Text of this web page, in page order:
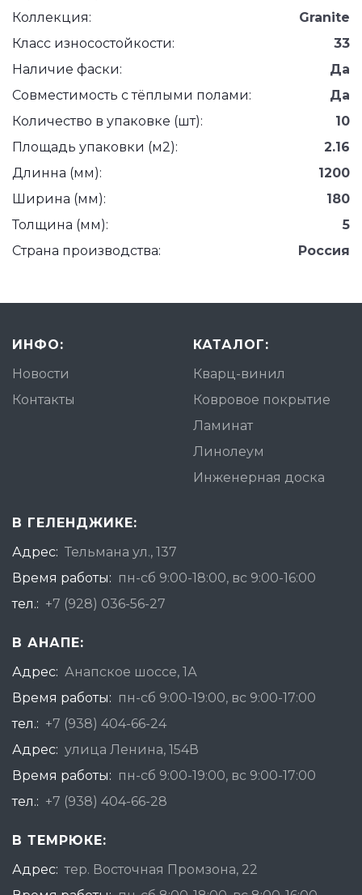
Коллекция:
Granite
Класс износостойкости:
33
Наличие фаски:
Да
Совместимость с тёплыми полами:
Да
Количество в упаковке (шт):
10
Площадь упаковки (м2):
2.16
Длинна (мм):
1200
Ширина (мм):
180
Толщина (мм):
5
Страна производства:
Россия
ИНФО:
Новости
Контакты
КАТАЛОГ:
Кварц-винил
Ковровое покрытие
Ламинат
Линолеум
Инженерная доска
В ГЕЛЕНДЖИКЕ:
Адрес: Тельмана ул., 137
Время работы: пн-сб 9:00-18:00, вс 9:00-16:00
тел.: +7 (928) 036-56-27
В АНАПЕ:
Адрес: Анапское шоссе, 1А
Время работы: пн-сб 9:00-19:00, вс 9:00-17:00
тел.: +7 (938) 404-66-24
Адрес: улица Ленина, 154В
Время работы: пн-сб 9:00-19:00, вс 9:00-17:00
тел.: +7 (938) 404-66-28
В ТЕМРЮКЕ:
Адрес: тер. Восточная Промзона, 22